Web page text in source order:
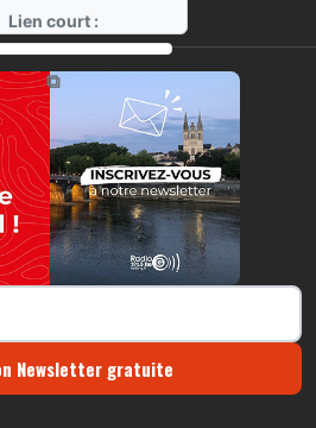
Lien court :
https://radio-g.fr?18288
⧉
Newsletter gratuite